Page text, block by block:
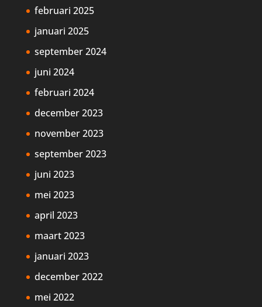
februari 2025
januari 2025
september 2024
juni 2024
februari 2024
december 2023
november 2023
september 2023
juni 2023
mei 2023
april 2023
maart 2023
januari 2023
december 2022
mei 2022